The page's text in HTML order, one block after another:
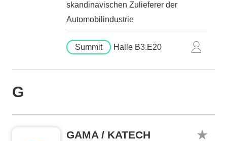
skandinavischen Zulieferer der
Automobilindustrie
Summit Halle B3.E20
G
GAMA / KATECH